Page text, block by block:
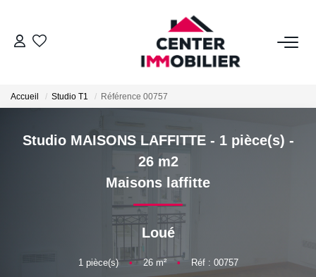
ACHETER
LOUER
Nos Biens
Déposer Un Dossier
Accueil Studio T1 Référence 00757
Studio MAISONS LAFFITTE - 1 pièce(s) -
26 m2
Maisons laffitte
Loué
1 pièce(s) • 26m² • Réf : 00757